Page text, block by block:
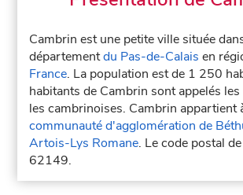
Cambrin est une petite ville située
départementdu Pas-de-Calais en
France. La population est de 1 250
habitants de Cambrin sont appelés
les cambrinoises. Cambrin appartient
communauté d'agglomération de
Artois-Lys Romane. Le code postal
62149.